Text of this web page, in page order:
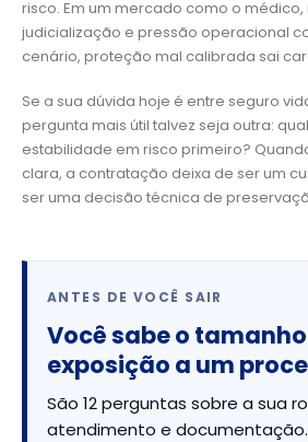
risco. Em um mercado como o
judicialização e pressão operacional
cenário, proteção mal calibrada sai
Se a sua dúvida hoje é entre seguro
pergunta mais útil talvez seja outra:
estabilidade em risco primeiro?
clara, a contratação deixa de ser um
ser uma decisão técnica de
ANTES DE VOCÊ SAIR
Você sabe o
exposição a um
São 12 perguntas sobre a sua
atendimento e documentação.